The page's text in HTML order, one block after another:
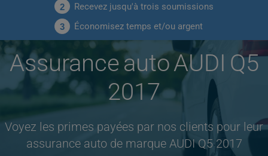
2 Recevez jusqu'à trois soumissions
3 Économisez temps et/ou argent
Assurance auto AUDI Q5
2017
Voyez les primes payées par nos clients pour leur
assurance auto de marque AUDI Q5 2017